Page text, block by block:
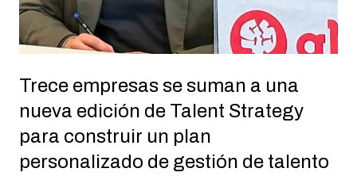
Trece empresas se suman a una
nueva edición de Talent Strategy
para construir un plan
personalizado de gestión de talento